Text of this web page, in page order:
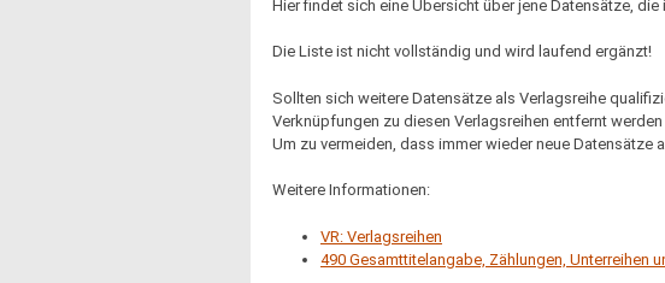
Hier findet sich eine Übersicht über jene Datensätze,
Die Liste ist nicht vollständig und wird laufend ergänzt!
Sollten sich weitere Datensätze als Verlagsreihe
Verknüpfungen zu diesen Verlagsreihen entfernt
Um zu vermeiden, dass immer wieder neue
Weitere Informationen:
VR: Verlagsreihen
490 Gesamttitelangabe, Zählungen, Unterreihen